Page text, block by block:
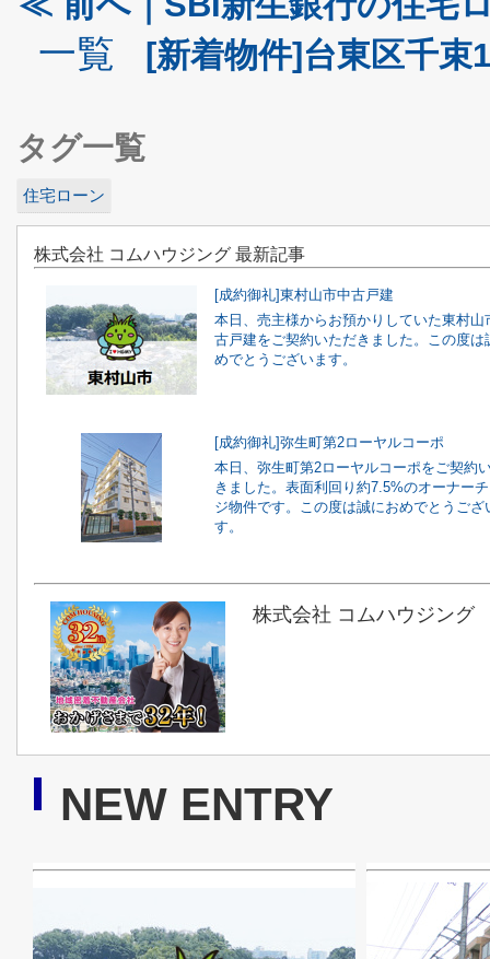
一覧 [新着物件]台東区千束
タグ一覧
住宅ローン
株式会社 コムハウジング 最新記事
[成約御礼]東村山市中古戸建
本日、売主様からお預かりしていた東村山
古戸建をご契約いただきました。この度は
めでとうございます。
[成約御礼]弥生町第2ローヤルコーポ
本日、弥生町第2ローヤルコーポをご契約
きました。表面利回り約7.5%のオーナー
ジ物件です。この度は誠におめでとうござ
す。
株式会社 コムハウジング
NEW ENTRY